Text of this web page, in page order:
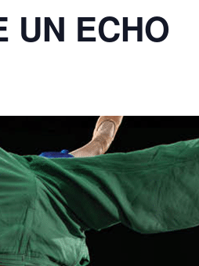
UN ECHO